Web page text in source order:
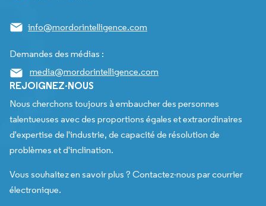
info@mordorintelligence.com
Demandes des médias :
media@mordorintelligence.com
REJOIGNEZ-NOUS
Nous cherchons toujours à embaucher des personnes
talentueuses avec des proportions égales et extraordinaires
d'expertise de l'industrie, de capacité de résolution de
problèmes et d'inclination.
Vous souhaitez en savoir plus ? Contactez-nous par courrier
électronique.